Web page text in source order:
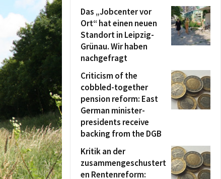
Das „Jobcenter vor
Ort“ hat einen neuen
Standort in Leipzig-
Grünau. Wir haben
nachgefragt
Criticism of the
cobbled-together
pension reform: East
German minister-
presidents receive
backing from the DGB
Kritik an der
zusammengeschustert
en Rentenreform: